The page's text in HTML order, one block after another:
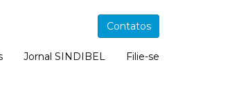
Contatos
Jornal SINDIBEL Filie-se